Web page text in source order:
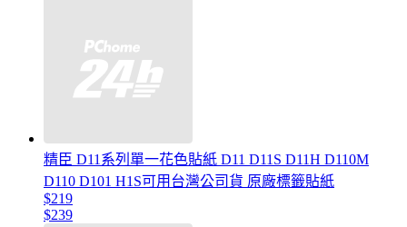
精臣 D11系列單一花色貼紙 D11 D11S D11H D110M
D110 D101 H1S可用台灣公司貨 原廠標籤貼紙
$219
$239